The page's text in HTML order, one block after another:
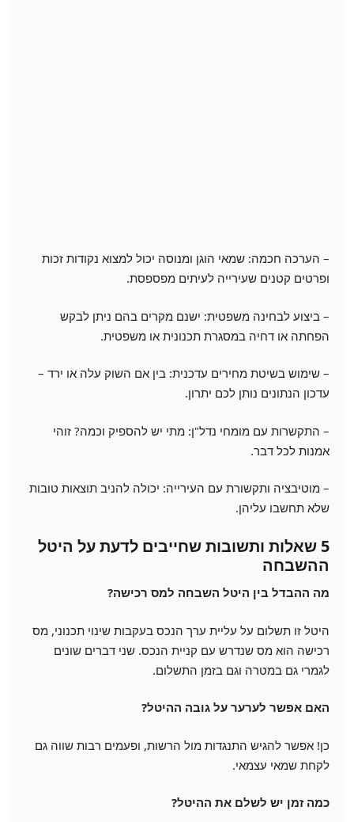
– הערכה חכמה: שמאי הוגן ומנוסה יכול למצוא נקודות זכות
ופרטים קטנים שעירייה לעיתים מפספסת.
– ביצוע לבחינה משפטית: ישנם מקרים בהם ניתן לבקש
הפחתה או דחיה במסגרת תכנונית או משפטית.
– שימוש בשיטת מחירים עדכנית: בין אם השוק עלה או ירד –
עדכון הנתונים נותן לכם יתרון.
– התקשרות עם מומחי נדל"ן: מתי יש להספיק וכמה? זוהי
אמנות לכל דבר.
– מוטיבציה ותקשורת עם העירייה: יכולה להניב תוצאות טובות
שלא תחשבו עליהן.
5 שאלות ותשובות שחייבים לדעת על היטל
ההשבחה
מה ההבדל בין היטל השבחה למס רכישה?
היטל זו תשלום על עליית ערך הנכס בעקבות שינוי תכנוני, מס
רכישה הוא מס שנדרש עם קניית הנכס. שני דברים שונים
לגמרי גם במטרה וגם בזמן התשלום.
האם אפשר לערער על גובה ההיטל?
כן! אפשר להגיש התנגדות מול הרשות, ופעמים רבות שווה גם
לקחת שמאי עצמאי.
כמה זמן יש לשלם את ההיטל?